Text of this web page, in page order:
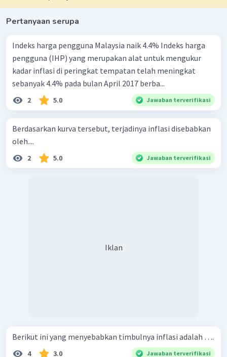
Pertanyaan serupa
Indeks harga pengguna Malaysia naik 4.4% Indeks harga
pengguna (IHP) yang merupakan alat untuk mengukur
kadar inflasi di peringkat tempatan telah meningkat
sebanyak 4.4% pada bulan April 2017 berba...
2 5.0 Jawaban terverifikasi
Berdasarkan kurva tersebut, terjadinya inflasi disebabkan
oleh....
2 5.0 Jawaban terverifikasi
Iklan
Berikut ini yang menyebabkan timbulnya inflasi adalah ….
4 3.0 Jawaban terverifikasi